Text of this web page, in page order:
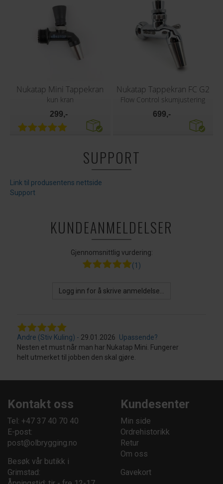
Nukatap Mini Tappekran
kun kran
299,-
Nukatap Tappekran FC G2
Flow Control skumjustering
699,-
SUPPORT
Link til produsentens nettside
Support
KUNDEANMELDELSER
Gjennomsnittlig vurdering:
(1)
Logg inn for å skrive anmeldelse...
Andre (Stiv Kuling) 29.01.2026 Upassende?
Nesten et must når man har Nukatap Mini. Fungerer
helt utmerket til jobben den skal gjøre.
Kontakt oss
Tel: +47 37 40 70 40
E-post:
post@olbrygging.no
Besøk vår butikk i
Grimstad:
Kundesenter
Min side
Ordrehistorikk
Retur
Om oss
Gavekort